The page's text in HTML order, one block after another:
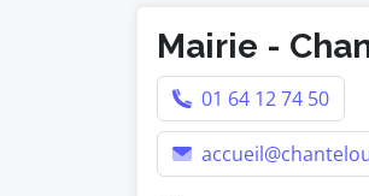
Mairie -
01 64 12 74 50